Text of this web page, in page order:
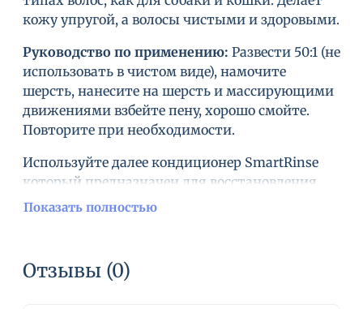
кожу упругой, а волосы чистыми и здоровыми.
Руководство по применению: Развести 50:1 (не
использовать в чистом виде), намочите
шерсть, нанесите на шерсть и массирующими
движениями взбейте пену, хорошо смойте.
Повторите при необходимости.
Используйте далее кондиционер SmartRinse
который предназначен для восстановления
потерянной влаги и оживить сухие волосы.
Избегать попадания в глаза.
Показать полностью
Отзывы (0)